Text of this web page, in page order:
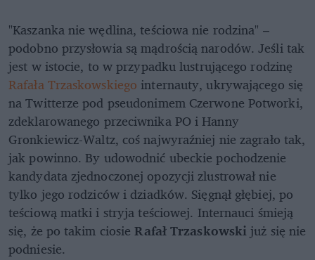
"Kaszanka nie wędlina, teściowa nie rodzina" –
podobno przysłowia są mądrością narodów. Jeśli tak
jest w istocie, to w przypadku lustrującego rodzinę
Rafała Trzaskowskiego internauty, ukrywającego się
na Twitterze pod pseudonimem Czerwone Potworki,
zdeklarowanego przeciwnika PO i Hanny
Gronkiewicz-Waltz, coś najwyraźniej nie zagrało tak,
jak powinno. By udowodnić ubeckie pochodzenie
kandydata zjednoczonej opozycji zlustrował nie
tylko jego rodziców i dziadków. Sięgnął głębiej, po
teściową matki i stryja teściowej. Internauci śmieją
się, że po takim ciosieRafał Trzaskowski już się nie
podniesie.